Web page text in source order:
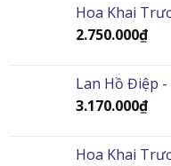
Hoa Khai
2.750.000₫
Lan Hồ Điệp -
3.170.000₫
Hoa Khai